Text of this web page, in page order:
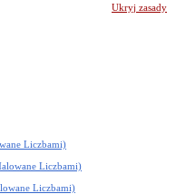
Ukryj zasady
Liczbami)
Liczbami)
Liczbami)